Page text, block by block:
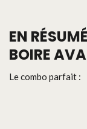
EN
BOIRE
Le combo parfait :